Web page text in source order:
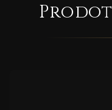
CORRELATO